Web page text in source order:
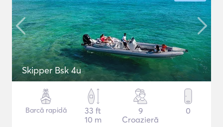
Skipper Bsk 4u
Barcă rapidă
33 ft
10 m
9
Croazieră
0